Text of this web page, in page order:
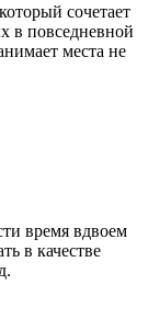
сочетает
в повседневной
места не
время вдвоем
в качестве